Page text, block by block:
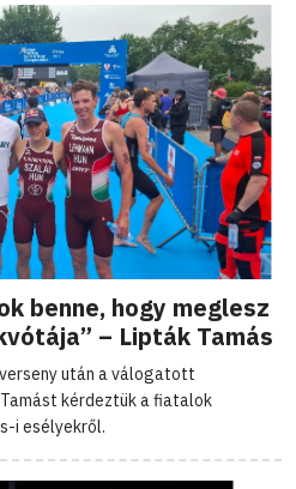
benne, hogy meglesz
– Lipták Tamás
után a válogatott
kérdeztük a fiatalok
i esélyekről.